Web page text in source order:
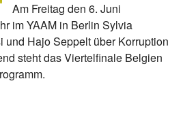
Am Freitag den 6. Juni
im YAAM in Berlin Sylvia
und Hajo Seppelt über Korruption
steht das Viertelfinale Belgien